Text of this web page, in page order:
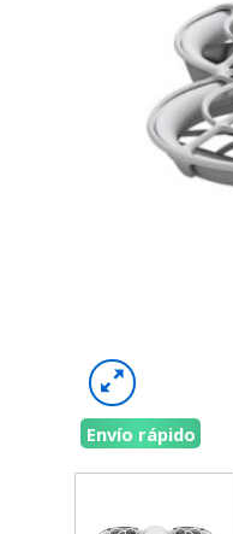
Envío rápido